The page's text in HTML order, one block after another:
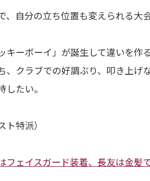
、自分の立ち位置も変えられる大
ーボーイ」が誕生して違いを作
クラブでの好調ぶり、叩き上げ
たい。
特派）
フェイスガード装着、長友は金髪